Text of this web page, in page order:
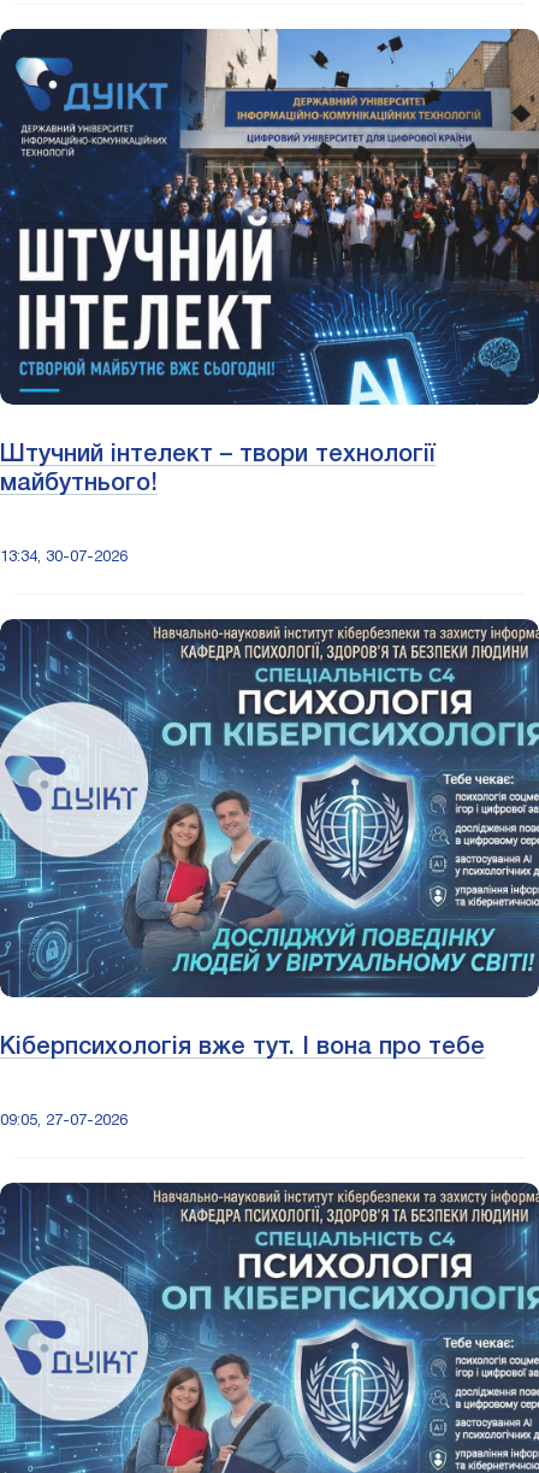
Штучний інтелект – твори технології
майбутнього!
13:34, 30-07-2026
Кіберпсихологія вже тут. І вона про тебе
09:05, 27-07-2026